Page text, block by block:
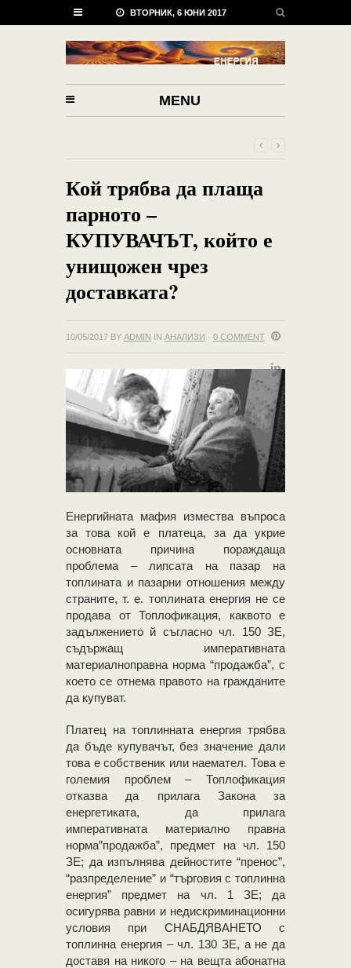
ВТОРНИК, 6 ЮНИ 2017
MENU
Кой трябва да плаща
парното –
КУПУВАЧЪТ, който е
унищожен чрез
доставката?
10/05/2017 BY ADMIN IN АНАЛИЗИ · 0 COMMENT
Енергийната мафия измества въпроса
за това кой е платеца, за да укрие
основната причина пораждаща
проблема – липсата на пазар на
топлината и пазарни отношения между
страните, т. е. топлината енергия не се
продава от Топлофикация, каквото е
задължението й съгласно чл. 150 ЗЕ,
съдържащ императивната
материалноправна норма “продажба”, с
което се отнема правото на гражданите
да купуват.
Платец на топлинната енергия трябва
да бъде купувачът, без значение дали
това е собственик или наемател. Това е
големия проблем – Топлофикация
отказва да прилага Закона за
енергетиката, да прилага
императивната материално правна
норма”продажба”, предмет на чл. 150
ЗЕ; да изпълнява дейностите “пренос”,
“разпределение” и “търговия с топлинна
енергия” предмет на чл. 1 ЗЕ; да
осигурява равни и недискриминационни
условия при СНАБДЯВАНЕТО с
топлинна енергия – чл. 130 ЗЕ, а не да
доставя на никого – на вещта абонатна